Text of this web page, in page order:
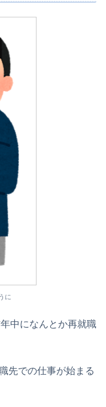
に
中になんとか再就職
先での仕事が始まる